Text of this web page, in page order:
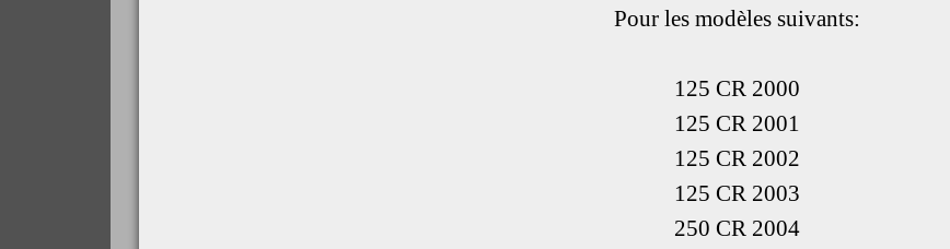
Pour les modèles suivants:
125 CR 2000
125 CR 2001
125 CR 2002
125 CR 2003
250 CR 2004